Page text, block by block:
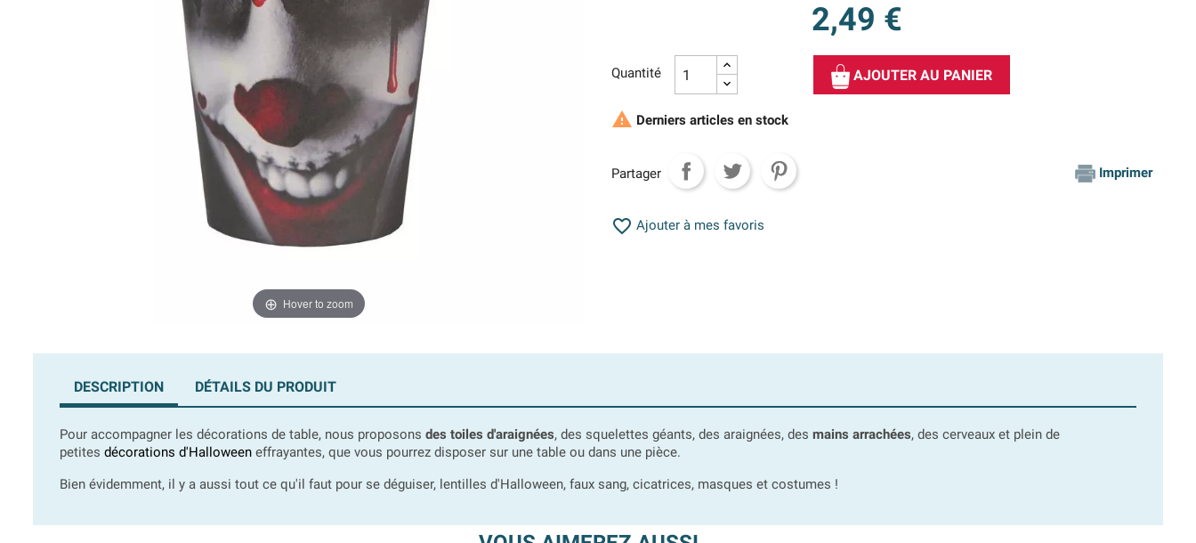
Hover to zoom
2,49 €
Quantité AJOUTER AU PANIER
 Derniers articles en stock
Partager Imprimer
 Ajouter à mes favoris
DESCRIPTION DÉTAILS DU PRODUIT
Pour accompagner les décorations de table, nous proposons des toiles d'araignées, des squelettes géants, des araignées, des mains arrachées, des cerveaux et plein de
petites décorations d'Halloween effrayantes, que vous pourrez disposer sur une table ou dans une pièce.
Bien évidemment, il y a aussi tout ce qu'il faut pour se déguiser, lentilles d'Halloween, faux sang, cicatrices, masques et costumes !